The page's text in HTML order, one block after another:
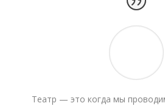
Театр — это когда мы